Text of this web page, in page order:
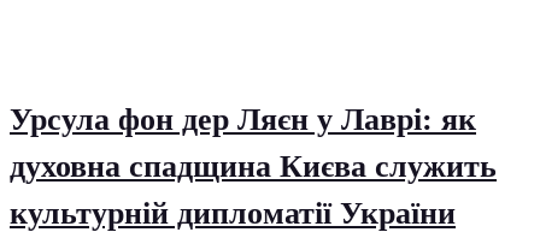
Урсула фон дер Ляєн у Лаврі: як
духовна спадщина Києва служить
культурній дипломатії України